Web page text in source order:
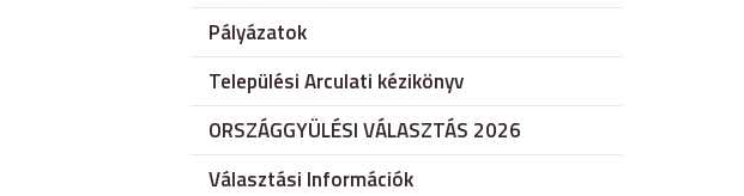
Pályázatok
Települési Arculati kézikönyv
ORSZÁGGYÜLÉSI VÁLASZTÁS 2026
Választási Információk